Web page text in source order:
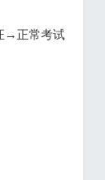
→正常考试